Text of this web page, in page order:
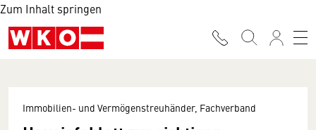
Zum Inhalt springen
Immobilien- und Vermögenstreuhänder, Fachverband